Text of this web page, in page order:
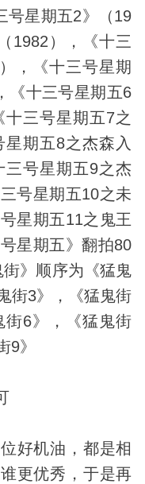
号星期五2》（19
1982），《十三
，《十三号星期
《十三号星期五6
三号星期五7之
期五8之杰森入
三号星期五9之杰
号星期五10之未
星期五11之鬼王
星期五》翻拍80
》顺序为《猛鬼
街3》，《猛鬼街
6》，《猛鬼街
9》
好机油，都是相
更优秀，于是再